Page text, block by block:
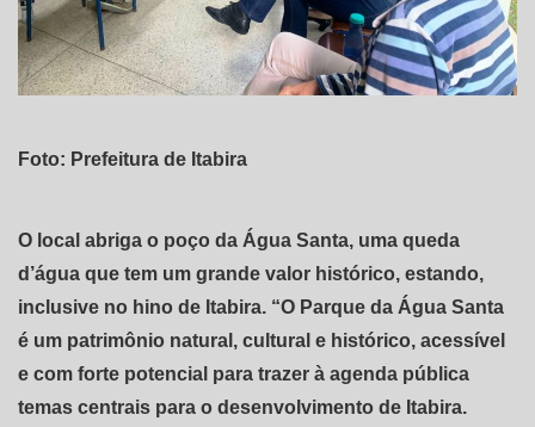
Foto: Prefeitura de Itabira
O local abriga o poço da Água Santa, uma queda
d’água que tem um grande valor histórico, estando,
inclusive no hino de Itabira. “O Parque da Água Santa
é um patrimônio natural, cultural e histórico, acessível
e com forte potencial para trazer à agenda pública
temas centrais para o desenvolvimento de Itabira.